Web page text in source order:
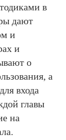
в
дают
и
и
о
а
входа
главы
на